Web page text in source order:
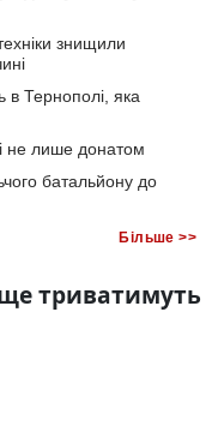
знищили
в Тернополі, яка
не лише донатом
батальйону до
Більше >>
триватимуть